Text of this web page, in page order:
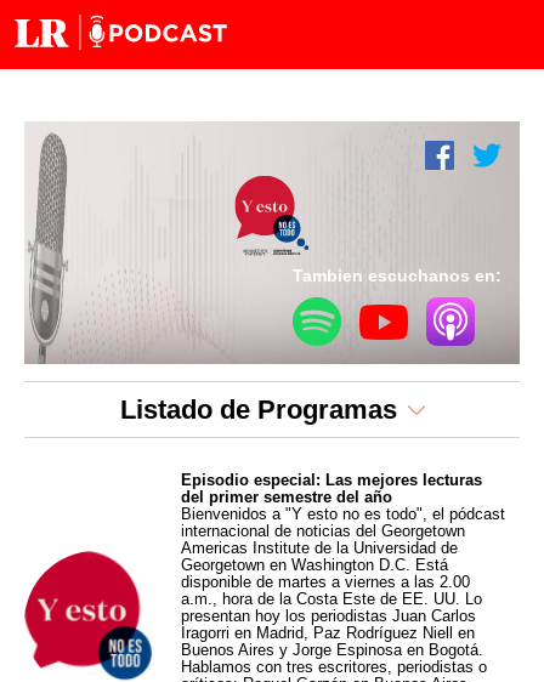
Tambien escuchanos en:
Listado de Programas
Episodio especial: Las mejores lecturas
del primer semestre del año
Bienvenidos a "Y esto no es todo", el pódcast
internacional de noticias del Georgetown
Americas Institute de la Universidad de
Georgetown en Washington D.C. Está
disponible de martes a viernes a las 2.00
a.m., hora de la Costa Este de EE. UU. Lo
presentan hoy los periodistas Juan Carlos
Iragorri en Madrid, Paz Rodríguez Niell en
Buenos Aires y Jorge Espinosa en Bogotá.
Hablamos con tres escritores, periodistas o